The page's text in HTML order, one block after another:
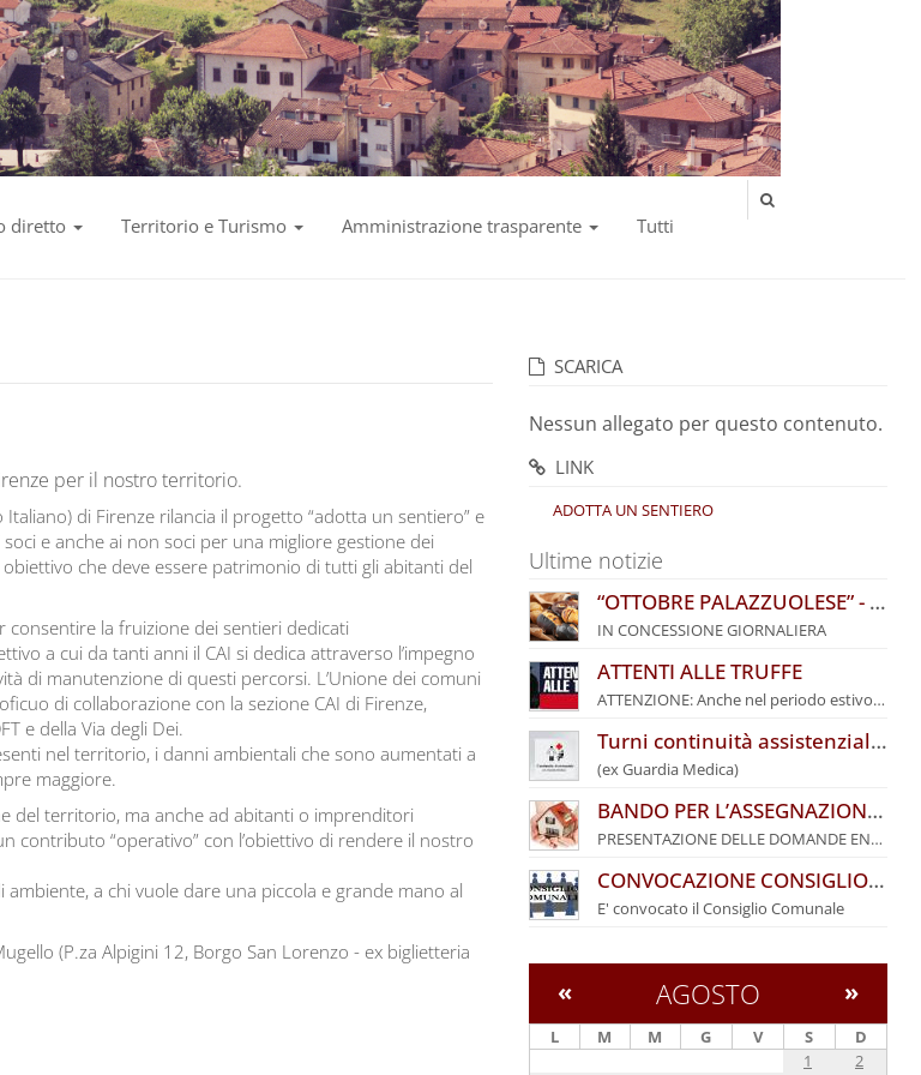
diretto Territorio e Turismo Amministrazione trasparente Tutti
per il nostro territorio.
Italiano) di Firenze rilancia il progetto “adotta un sentiero” e
e anche ai non soci per una migliore gestione dei
che deve essere patrimonio di tutti gli abitanti del
consentire la fruizione dei sentieri dedicati
a cui da tanti anni il CAI si dedica attraverso l’impegno
di manutenzione di questi percorsi. L’Unione dei comuni
di collaborazione con la sezione CAI di Firenze,
e della Via degli Dei.
nel territorio, i danni ambientali che sono aumentati a
maggiore.
del territorio, ma anche ad abitanti o imprenditori
contributo “operativo” con l’obiettivo di rendere il nostro
a chi vuole dare una piccola e grande mano al
(P.za Alpigini 12, Borgo San Lorenzo - ex biglietteria
SCARICA
Nessun allegato per questo contenuto.
LINK
ADOTTA UN SENTIERO
Ultime notizie
“OTTOBRE PALAZZUOLESE” - BANDO COMUNALE PER L’ASSEGNAZIONE DI POSTEGGI
IN CONCESSIONE GIORNALIERA
ATTENTI ALLE TRUFFE
ATTENZIONE: Anche nel periodo estivo i truffatori
Turni continuità assistenziale agosto 2026
(ex Guardia Medica)
BANDO PER L’ASSEGNAZIONE DI ALLOGGI DI EDILIZIA RESIDENZIALE PUBBLICA DEL COMUNE DI PALAZZUOLO SUL SENIO – ANNO 2026
PRESENTAZIONE DELLE DOMANDE ENTRO IL 27 SETTEMBRE 2026
CONVOCAZIONE CONSIGLIO COMUNALE
E' convocato il Consiglio Comunale
AGOSTO
« »
L M M G V S
D
1
2